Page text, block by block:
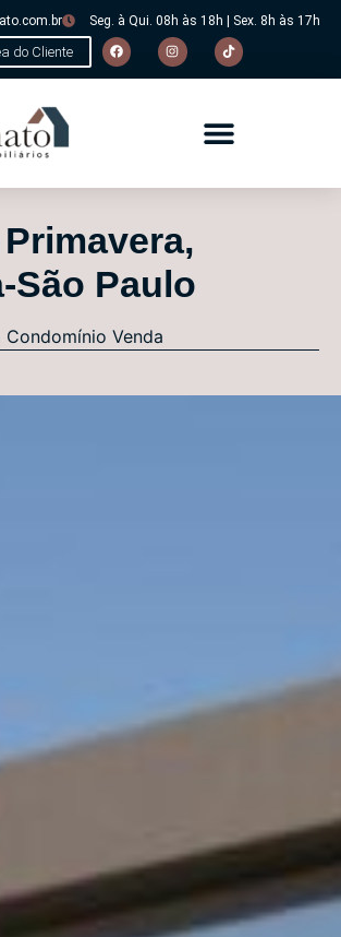
Seg. à Qui. 08h às 18h | Sex. 8h às 17h
do Cliente
São Paulo
Condomínio Venda